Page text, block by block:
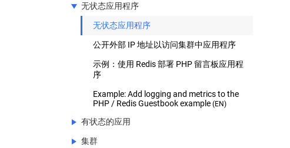
创建集群
Using Minikube to Create a Cluster
交互式教程 - 创建集群
部署应用
部署应用
使用 kubectl 创建 Deployment
交互式教程 - 部署应用程序
了解你的应用
了解你的应用
查看 pod 和工作节点
公开地暴露你的应用
公开地暴露你的应用
交互式教程 - 发布您的应用程序
伸缩您的应用
运行应用程序的多个实例
交互教程 - 缩放你的应用程序
更新你的应用
执行滚动更新
Kubernetes 在线培训概述
配置
使用 ConfigMap 来配置 Redis
无状态应用程序
无状态应用程序
公开外部 IP 地址以访问集群中应用程序
示例：使用 Redis 部署 PHP 留言板应用程
序
Example: Add logging and metrics to the
PHP / Redis Guestbook example (EN)
有状态的应用
有状态的应用
集群